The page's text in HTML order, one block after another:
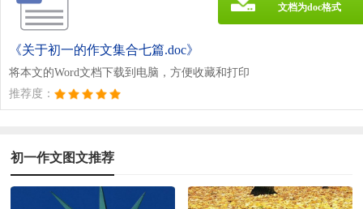
《关于初一的作文集合七篇.doc》
将本文的Word文档下载到电脑，方便收藏和打印
推荐度：
文档为doc格式
初一作文图文推荐